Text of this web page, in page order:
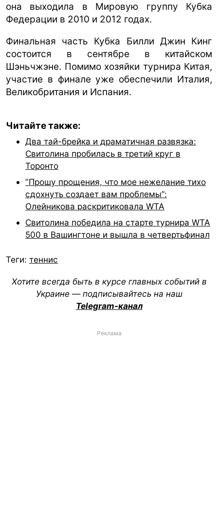
она выходила в Мировую группу Кубка
Федерации в 2010 и 2012 годах.
Финальная часть Кубка Билли Джин Кинг
состоится в сентябре в китайском
Шэньчжэне. Помимо хозяйки турнира Китая,
участие в финале уже обеспечили Италия,
Великобритания и Испания.
Читайте также:
Два тай-брейка и драматичная развязка:
Свитолина пробилась в третий круг в
Торонто
”Прошу прощения, что мое нежелание тихо
сдохнуть создает вам проблемы”:
Олейникова раскритиковала WTA
Свитолина победила на старте турнира WTA
500 в Вашингтоне и вышла в четвертьфинал
Теги: теннис
Хотите всегда быть в курсе главных событий в
Украине — подписывайтесь на наш
Telegram-канал
Реклама